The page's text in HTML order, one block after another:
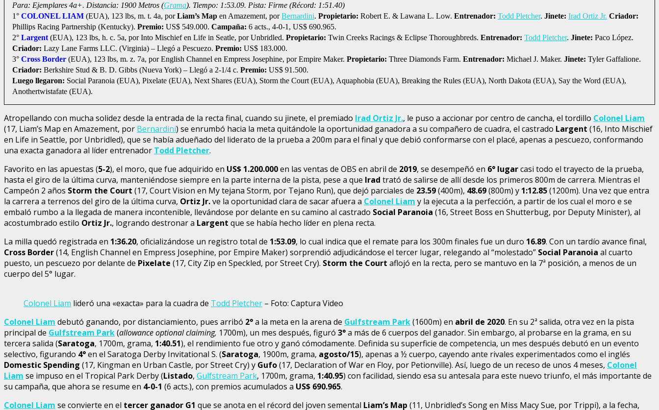
Para: Ejemplares 4a+. Distancia: 1900 Metros (Grama). Tiempo: 1:53.09. Pista: Firme (Récord: 1:51.40)
1° COLONEL LIAM (EUA), 123 lbs, m. t. 4a, porLiam’s Map en Amazement, porBernardini. Propietario: Robert E. & Lawana L. Low. Entrenador: Todd Pletcher. Jinete: Irad Ortiz Jr. Criador:
Phillips Racing Partnership (Kentucky). Premio: US$ 549.000. Campaña: 6 acts., 4-0-1, US$ 690.965.
2° Largent (EUA), 123 lbs, h. c. 5a, por Into Mischief en Life in Seatle, por Unbridled. Propietario: Twin Creeks Racings & Eclipse Thoroughbreds. Entrenador: Todd Pletcher. Jinete: Paco López.
Criador: Lazy Lane Farms LLC. (Virginia) – Llegó a Pescuezo. Premio: US$ 183.000.
3° Cross Border (EUA), 123 lbs, m. z. 7a, por English Channel en Empress Josephine, por Empire Maker. Propietario: Three Diamonds Farm. Entrenador: Michael J. Maker. Jinete: Tyler Gaffalione.
Criador: Berkshire Stud & B. D. Gibbs (Nueva York) – Llegó a 2-1/4 c. Premio: US$ 91.500.
Luego llegaron: Social Paranoia (EUA), Pixelate (EUA), Next Shares (EUA), Storm the Court (EUA), Aquaphobia (EUA), Breaking the Rules (EUA), North Dakota (EUA), Say the Word (EUA),
Anothertwistafate (EUA).
Atropellando con mucha solidez desde la entrada de la recta final, cuando su jinete, el premiado Irad Ortiz Jr., le puso a accionar por centro de cancha, el tordillo Colonel Liam
(17, Liam’s Map en Amazement, por Bernardini) se enrumbó hacia la meta quitándole la oportunidad ganadora a su compañero de cuadra, el castrado Largent (16, Into Mischief
en Life in Seattle, por Unbridled), que se había adueñado del liderato de la prueba a 200m para el final y que debió conformarse con el placé, apenas a pescuezo, conformando
una exacta ganadora al líder entrenador Todd Pletcher.
Favorito en las apuestas (5-2), el moro, que fue adquirido en US$ 1.200.000en las ventas de OBS en abril de 2019, se desempeñó en 6° lugarcasi todo el trayecto de la prueba,
hasta el giro de la última curva, manteniéndose siempre en la parte interna de la pista, pese a que Irad trató de salirse de allí desde los primeros 800m de carrera. Mientras el
Campeón 2 años Storm the Court (17, Court Vision en My tejana Storm, por Tejano Run), que dejó parciales de 23.59(400m), 48.69(800m) y 1:12.85(1200m). Una vez que entra
la carrera a terrenos del giro de la última curva, Ortiz Jr.ve la oportunidad clara de sacar afuera a Colonel Liam y la ejecuta a la perfección, a partir de los cual el moro e se
embaló rumbo a la llegada de manera incontenible, llevándose por delante en su camino al castrado Social Paranoia (16, Street Boss en Shutterbug, por Deputy Minister), al
acostumbrado estilo Ortiz Jr., logrando destronar a Largent que se había hecho líder en plena recta.
La milla quedó registrada en 1:36.20, oficializándose un registro total de 1:53.09, lo cual indica que el remate para los 300m finales fue un duro 16.89. Con un tardío avance final,
Cross Border(14, English Channel en Empress Josephine, por Empire Maker) sorprendió adjudicándose el tercer lugar, relegando al “molestado” Social Paranoia al cuarto
puesto, un pescuezo por delante de Pixelate (17, City Zip en Speckled, por Street Cry). Storm the Court aflojó en la recta, pero se mantuvo en la 7ª posición, a menos de un
cuerpo del 5° lugar.
Colonel Liam lideró una «exacta» para la cuadra de Todd Pletcher – Foto: Captura Video
Colonel Liam debutó ganando, por distanciamiento, pues arribó 2°a la meta en la arena de Gulfstream Park(1600m) en abril de 2020. En su 2ª salida, otra vez en la pista
principal de Gulfstream Park(allowance optional claiming, 1700m), un mes después, figuró 3°a más de 6 cuerpos del ganador. Sin embargo, al probarse en la grama, en su
tercera salida (Saratoga, 1700m, grama, 1:40.51), el rendimiento fue otro y ganó cómodamente. Definida su superficie de competencia, un mes después debutó en un evento
selectivo, figurando 4°en el Saratoga Derby Invitational S. (Saratoga, 1900m, grama, agosto/15), apenas a ½ cuerpo, cayendo ante rivales experimentados como el inglés
Domestic Spending (17, Kingman en Urban Castle, por Street Cry) y Gufo(17, Declaration of War en Floy, por Petionville). Así, luego de un receso de unos 4 meses, Colonel
Liam se impuso en el Tropical Park Derby (Listado, Gulfstream Park, 1700m, grama, 1:40.95) con facilidad, siendo esa su antesala para este nuevo triunfo, el más importante de
su campaña, que ahora se resume en 4-0-1 (6 acts.), con premios acumulados a US$ 690.965.
Colonel Liam se convierte en el tercer ganador G1 que se anota en el récord del joven semental Liam’s Map (11, Unbridled’s Song en Miss Macy Sue, por Trippi), a la fecha,